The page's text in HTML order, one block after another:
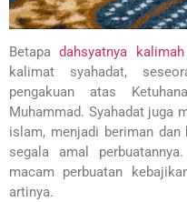
Betapadahsyatnya
kalimat syahadat,
pengakuan atas
Muhammad. Syahadat juga
islam, menjadi beriman dan
segala amal
macam perbuatan
artinya.